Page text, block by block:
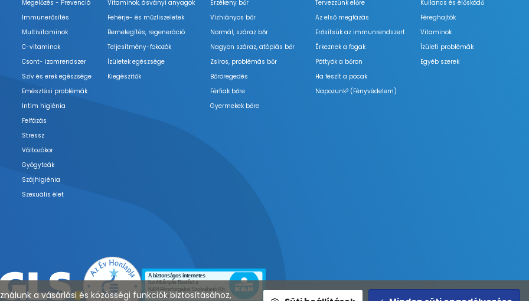
Megelőzés - Prevenció
Immunerősítés
Multivitaminok
C-vitaminok
Csont- izomrendszer
Szív és erek egészsége
Emésztési problémák
Intim higiénia
Felfázás
Stressz
Változókor
Gyógyteák
Szájhigiénia
Szexuális élet
Vitaminok, ásványi anyagok
Fehérje- és műzliszeletek
Bemelegítés, regeneráció
Teljesítmény-fokozók
Ízületek egészsége
Kiegészítők
Érzékeny bőr
Vízhiányos bőr
Normál, száraz bőr
Nagyon száraz, atópiás bőr
Zsíros, problémás bőr
Bőröregedés
Férfiak bőre
Gyermekek bőre
Tervezzünk előre
Az első megfázás
Erősítsük az immunrendszert
Érkeznek a fogak
Pöttyök a bőron
Ha feszít a pocak
Napozunk? (Fényvédelem)
Kullancs és élősködő
Féreghajtók
Vitaminok
Ízületi problémák
Egyéb szerek
a vásárlási és közösségi funkciók biztosításához,